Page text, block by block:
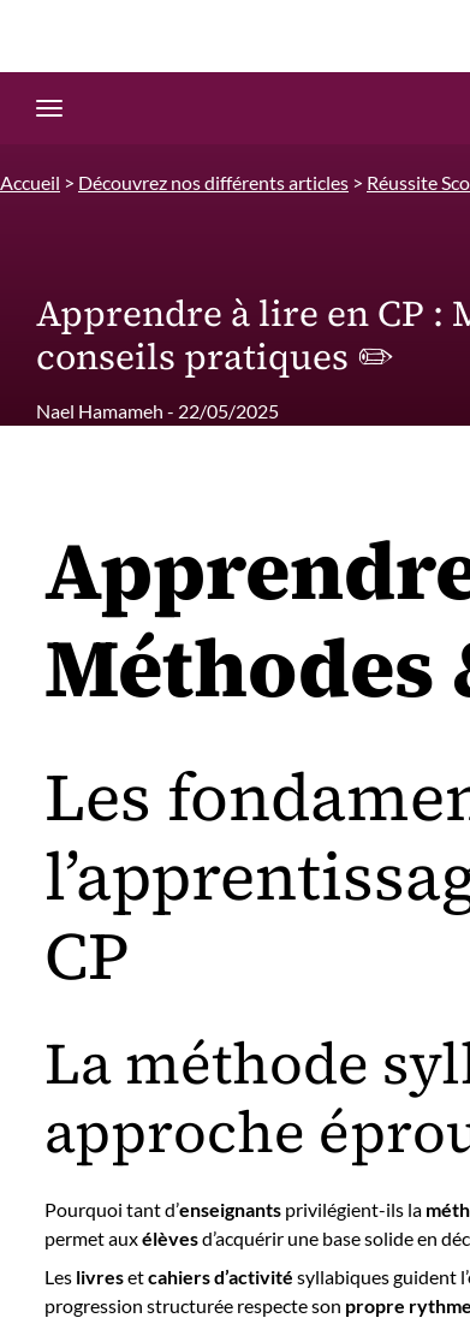
Ouvrir la navigation
Accueil > Découvrez nos différents articles > Réussite
Apprendre à lire en CP :
conseils pratiques ✏️
Nael Hamameh - 22/05/2025
Méthodes
Les
CP
La méthode
approche
Pourquoi tant d’enseignants privilégient-ils la
permet auxélèvesd’acquérir une base solide en
Les livresetcahiers d’activité syllabiques guident
progression structurée respecte son propre rythme